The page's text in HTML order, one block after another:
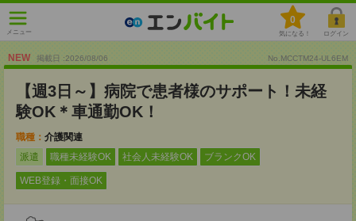
メニュー
0
気になる！ ログイン
NEW 掲載日 :2026/08/06 No.MCCTM24-UL6EM
【週3日～】病院で患者様のサポート！未経
験OK＊車通勤OK！
職種： 介護関連
派遣
職種未経験OK 社会人未経験OK ブランクOK
WEB登録・面接OK